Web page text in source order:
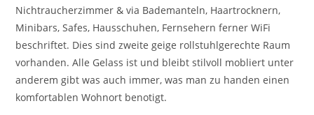
Nichtraucherzimmer & via Bademanteln, Haartrocknern,
Minibars, Safes, Hausschuhen, Fernsehern ferner WiFi
beschriftet. Dies sind zweite geige rollstuhlgerechte Raum
vorhanden. Alle Gelass ist und bleibt stilvoll mobliert unter
anderem gibt was auch immer, was man zu handen einen
komfortablen Wohnort benotigt.